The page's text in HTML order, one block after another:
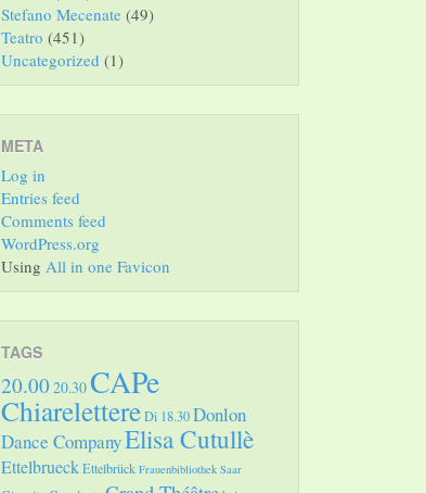
Stefano Mecenate (49)
Teatro (451)
Uncategorized (1)
META
Log in
Entries feed
Comments feed
WordPress.org
Using All in one Favicon
TAGS
20.00 20.30CAPe
ChiarelettereDi 18.30Donlon
Dance CompanyElisa Cutullè
EttelbrueckEttelbrück Frauenbibliothek Saar